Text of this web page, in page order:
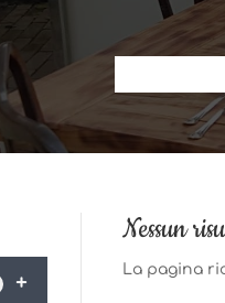
+
Nessun
La pagina